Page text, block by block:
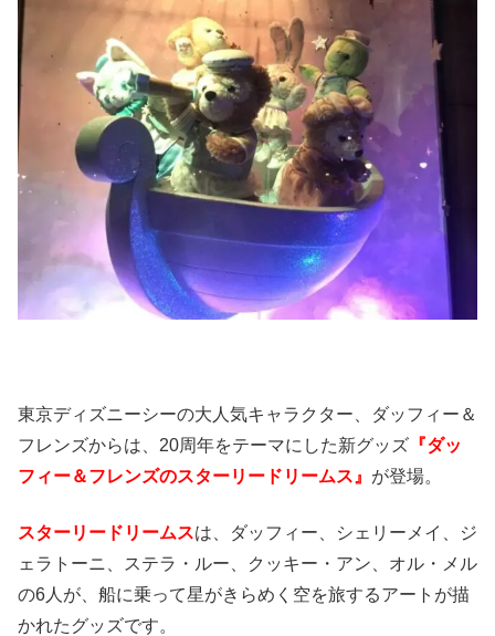
東京ディズニーシーの大人気キャラクター、ダッフィー＆
フレンズからは、20周年をテーマにした新グッズ 『ダッ
フィー＆フレンズのスターリードリームス』 が登場。
スターリードリームスは、ダッフィー、シェリーメイ、ジ
ェラトーニ、ステラ・ルー、クッキー・アン、オル・メル
の6人が、船に乗って星がきらめく空を旅するアートが描
かれたグッズです。